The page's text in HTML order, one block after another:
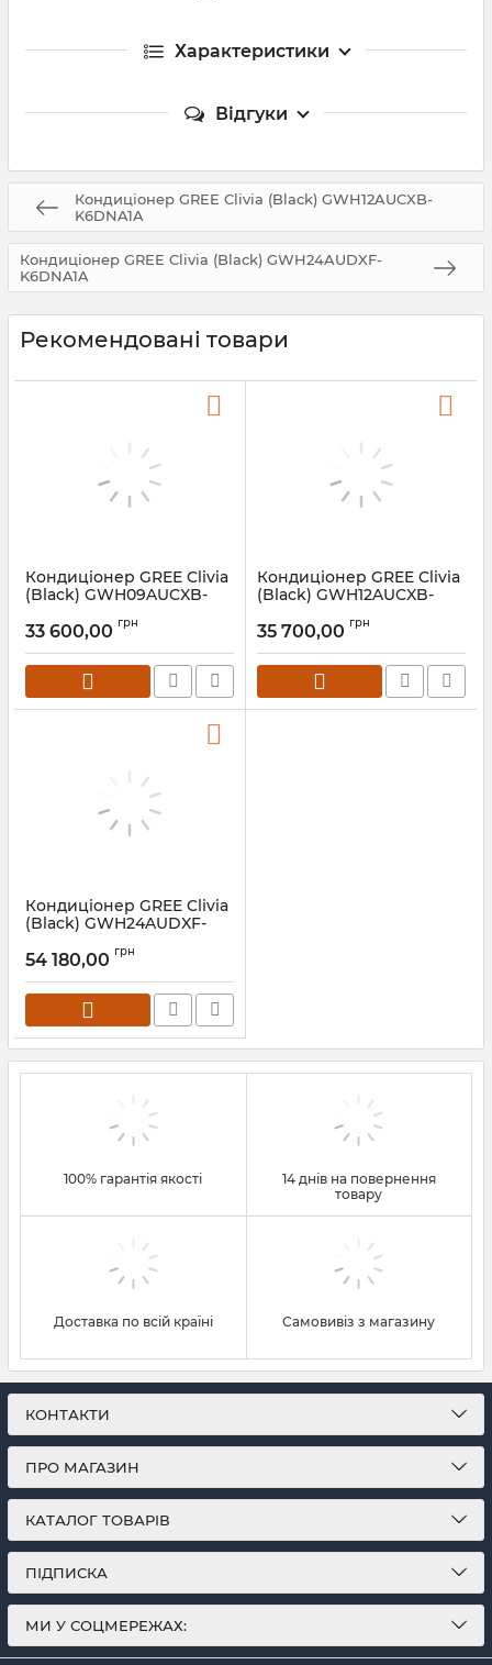
Характеристики
Відгуки
Кондиціонер GREE Clivia (Black) GWH12AUCXB-
K6DNA1A
Кондиціонер GREE Clivia (Black) GWH24AUDXF-
K6DNA1A
Рекомендовані товари
Кондиціонер GREE Clivia
(Black) GWH09AUCXB-
33 600,00 грн
Кондиціонер GREE Clivia
(Black) GWH12AUCXB-
35 700,00 грн
Кондиціонер GREE Clivia
(Black) GWH24AUDXF-
54 180,00 грн
100% гарантія якості
14 днів на повернення
товару
Доставка по всій країні Самовивіз з магазину
КОНТАКТИ
ПРО МАГАЗИН
КАТАЛОГ ТОВАРІВ
ПІДПИСКА
МИ У СОЦМЕРЕЖАХ: